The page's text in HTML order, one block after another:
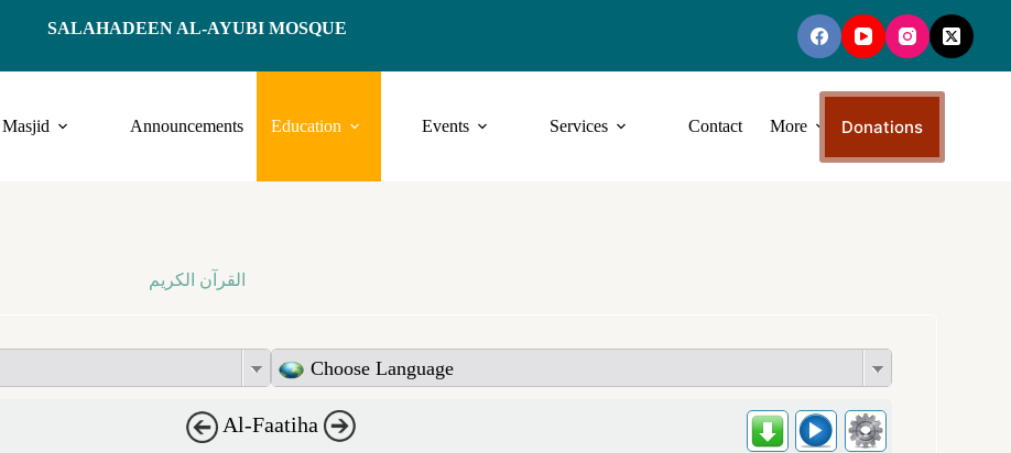
SALAHADEEN AL-AYUBI MOSQUE
Masjid Announcements Education Events Services Contact More Donations
القرآن الكريم
Choose Language
Al-Faatiha